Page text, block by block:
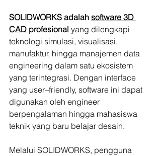
SOLIDWORKS adalah software 3D
CAD profesional yang dilengkapi
teknologi simulasi, visualisasi,
manufaktur, hingga manajemen data
engineering dalam satu ekosistem
yang terintegrasi. Dengan interface
yang user–friendly, software ini dapat
digunakan oleh engineer
berpengalaman hingga mahasiswa
teknik yang baru belajar desain.
Melalui SOLIDWORKS, pengguna